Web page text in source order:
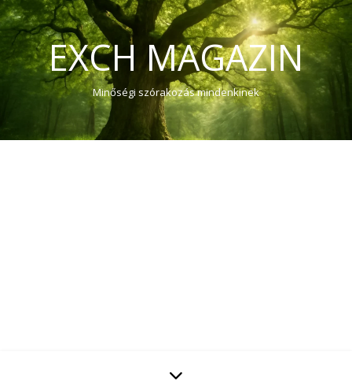
EXCH MAGAZIN
Minőségi szórakozás mindenkinek